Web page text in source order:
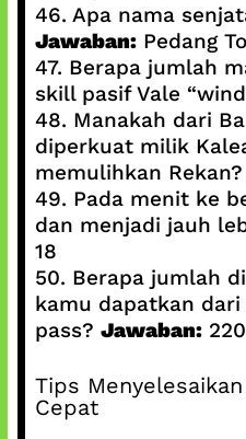
46. Apa nama
Jawaban:Pedang
47. Berapa jumlah
skill pasif Vale
48. Manakah dari
diperkuat milik
memulihkan Rekan?
49. Pada menit ke
dan menjadi jauh
18
50. Berapa jumlah
kamu dapatkan
pass? Jawaban:220
Tips
Cepat